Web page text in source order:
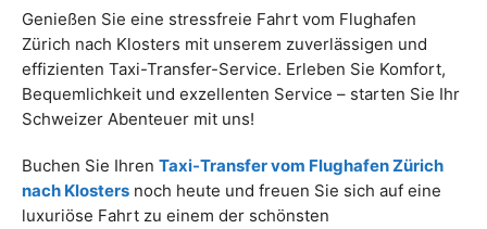
Genießen Sie eine stressfreie Fahrt vom Flughafen
Zürich nach Klosters mit unserem zuverlässigen und
effizienten Taxi-Transfer-Service. Erleben Sie Komfort,
Bequemlichkeit und exzellenten Service – starten Sie Ihr
Schweizer Abenteuer mit uns!
Buchen Sie Ihren Taxi-Transfer vom Flughafen Zürich
nach Klosters noch heute und freuen Sie sich auf eine
luxuriöse Fahrt zu einem der schönsten